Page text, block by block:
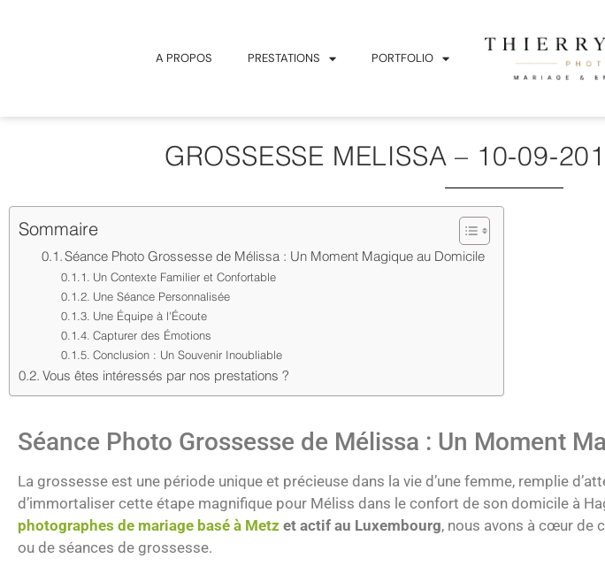
A PROPOS PRESTATIONS PORTFOLIO
GROSSESSE MELISSA – 10-09-
Sommaire
Séance Photo Grossesse de Mélissa : Un Moment Magique au Domicile
Un Contexte Familier et Confortable
Une Séance Personnalisée
Une Équipe à l'Écoute
Capturer des Émotions
Conclusion : Un Souvenir Inoubliable
Vous êtes intéressés par nos prestations ?
Séance Photo Grossesse de Mélissa : Un Moment
La grossesse est une période unique et précieuse dans la vie d’une femme, remplie
d’immortaliser cette étape magnifique pour Méliss dans le confort de son domicile à
photographes de mariage basé à Metz et actif au Luxembourg, nous avons à cœur de
ou de séances de grossesse.